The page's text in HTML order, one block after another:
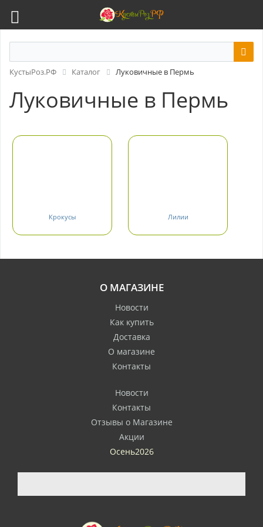
КустыРоз.РФ Каталог Луковичные в Пермь
Луковичные в Пермь
Крокусы Лилии
О МАГАЗИНЕ
Новости
Как купить
Доставка
О магазине
Контакты
Новости
Контакты
Отзывы о Магазине
Акции
Осень2026